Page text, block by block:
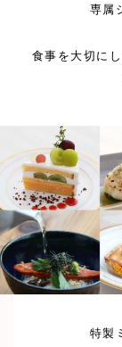
専属
食事を大切に
特製